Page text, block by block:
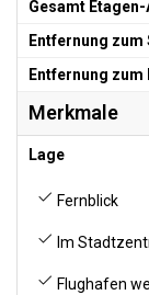
Gesamt
Entfernung zum
Entfernung zum
Merkmale
Lage
Fernblick
Im
Flughafen